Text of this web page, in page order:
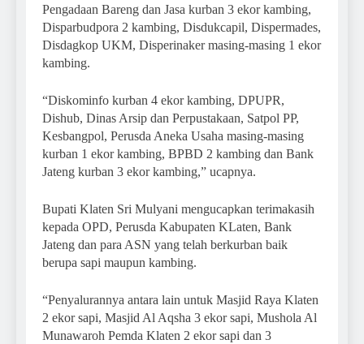
Pengadaan Bareng dan Jasa kurban 3 ekor kambing,
Disparbudpora 2 kambing, Disdukcapil, Dispermades,
Disdagkop UKM, Disperinaker masing-masing 1 ekor
kambing.
“Diskominfo kurban 4 ekor kambing, DPUPR,
Dishub, Dinas Arsip dan Perpustakaan, Satpol PP,
Kesbangpol, Perusda Aneka Usaha masing-masing
kurban 1 ekor kambing, BPBD 2 kambing dan Bank
Jateng kurban 3 ekor kambing,” ucapnya.
Bupati Klaten Sri Mulyani mengucapkan terimakasih
kepada OPD, Perusda Kabupaten KLaten, Bank
Jateng dan para ASN yang telah berkurban baik
berupa sapi maupun kambing.
“Penyalurannya antara lain untuk Masjid Raya Klaten
2 ekor sapi, Masjid Al Aqsha 3 ekor sapi, Mushola Al
Munawaroh Pemda Klaten 2 ekor sapi dan 3